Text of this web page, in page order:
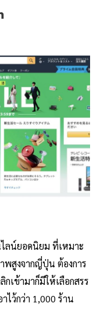
ลน์ยอดนิยม ที่เหมาะ
สูงจากญี่ปุ่น ต้องการ
เข้ามาก็มีให้เลือกสรร
ไว้กว่า 1,000 ร้าน